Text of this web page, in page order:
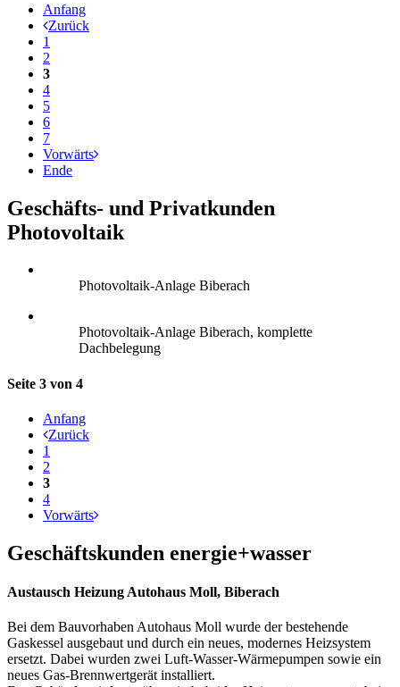
Anfang
Zurück
1
2
3
4
5
6
7
Vorwärts
Ende
Geschäfts- und Privatkunden
Photovoltaik
Photovoltaik-Anlage Biberach
Photovoltaik-Anlage Biberach, komplette
Dachbelegung
Seite 3 von 4
Anfang
Zurück
1
2
3
4
Vorwärts
Geschäftskunden energie+wasser
Austausch Heizung Autohaus Moll, Biberach
Bei dem Bauvorhaben Autohaus Moll wurde der bestehende
Gaskessel ausgebaut und durch ein neues, modernes Heizsystem
ersetzt. Dabei wurden zwei Luft-Wasser-Wärmepumpen sowie ein
neues Gas-Brennwertgerät installiert.